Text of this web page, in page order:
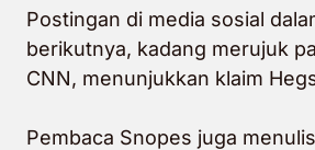
Postingan di media sosial
berikutnya, kadang merujuk
CNN, menunjukkan klaim
Pembaca Snopes juga